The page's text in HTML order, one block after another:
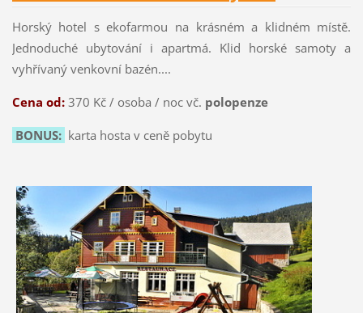
Horský hotel s ekofarmou na krásném a klidném místě.
Jednoduché ubytování i apartmá. Klid horské samoty a
vyhřívaný venkovní bazén....
Cena od:370 Kč / osoba / noc vč. polopenze
BONUS: karta hosta v ceně pobytu